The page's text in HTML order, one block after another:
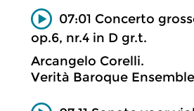
07:01 Concerto
op.6, nr.4 in D gr.t.
Arcangelo Corelli.
Verità Baroque